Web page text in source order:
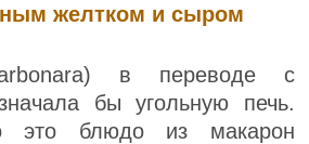
желтком и сыром
в переводе с
бы угольную печь.
это блюдо из макарон